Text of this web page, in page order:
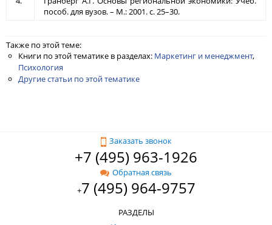
пособ. для вузов. – М.: 2001. с. 25–30.
Также по этой теме:
Книги по этой тематике в разделах: Маркетинг и менеджмент,
Психология
Другие статьи по этой тематике
Заказать звонок
+7 (495) 963-1926
Обратная связь
+7 (495) 964-9757
РАЗДЕЛЫ